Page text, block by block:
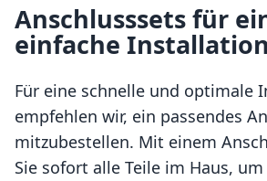
Anschlusssets für
einfache Installation
Für eine schnelle und optimale
empfehlen wir, ein passendes
mitzubestellen. Mit einem
Sie sofort alle Teile im Haus,